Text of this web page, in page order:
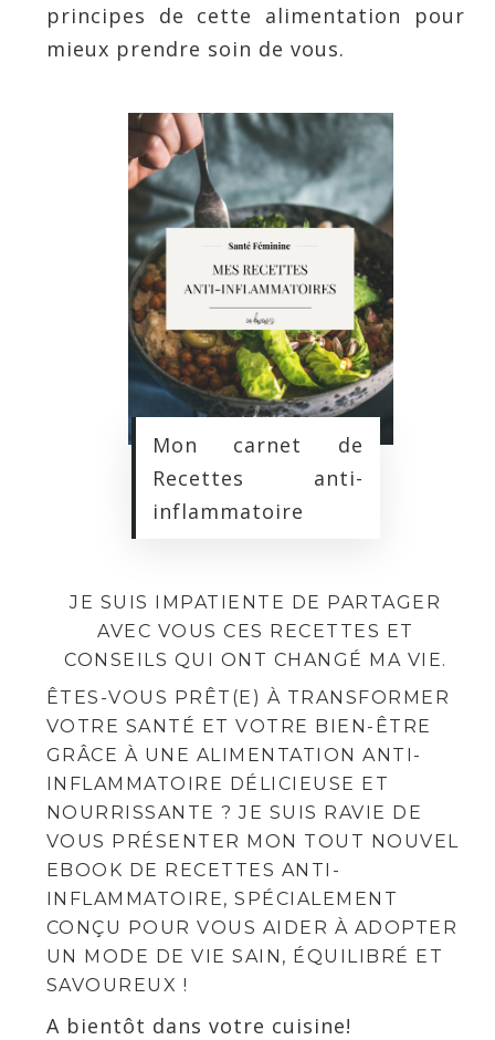
principes de cette alimentation pour
mieux prendre soin de vous.
Mon carnet de
Recettes anti-
inflammatoire
JE SUIS IMPATIENTE DE PARTAGER
AVEC VOUS CES RECETTES ET
CONSEILS QUI ONT CHANGÉ MA VIE.
ÊTES-VOUS PRÊT(E) À TRANSFORMER
VOTRE SANTÉ ET VOTRE BIEN-ÊTRE
GRÂCE À UNE ALIMENTATION ANTI-
INFLAMMATOIRE DÉLICIEUSE ET
NOURRISSANTE ? JE SUIS RAVIE DE
VOUS PRÉSENTER MON TOUT NOUVEL
EBOOK DE RECETTES ANTI-
INFLAMMATOIRE, SPÉCIALEMENT
CONÇU POUR VOUS AIDER À ADOPTER
UN MODE DE VIE SAIN, ÉQUILIBRÉ ET
SAVOUREUX !
A bientôt dans votre cuisine!